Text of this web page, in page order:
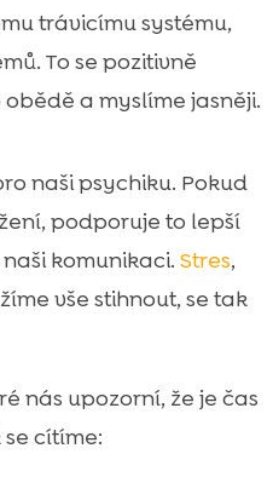
trávicímu systému,
To se pozitivně
a myslíme jasněji.
naši psychiku. Pokud
podporuje to lepší
komunikaci. Stres,
vše stihnout, se tak
nás upozorní, že je čas
se cítíme: